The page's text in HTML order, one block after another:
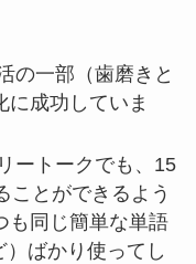
の一部（歯磨きと
に成功していま
ートークでも、15
ことができるよう
も同じ簡単な単語
）ばかり使ってし